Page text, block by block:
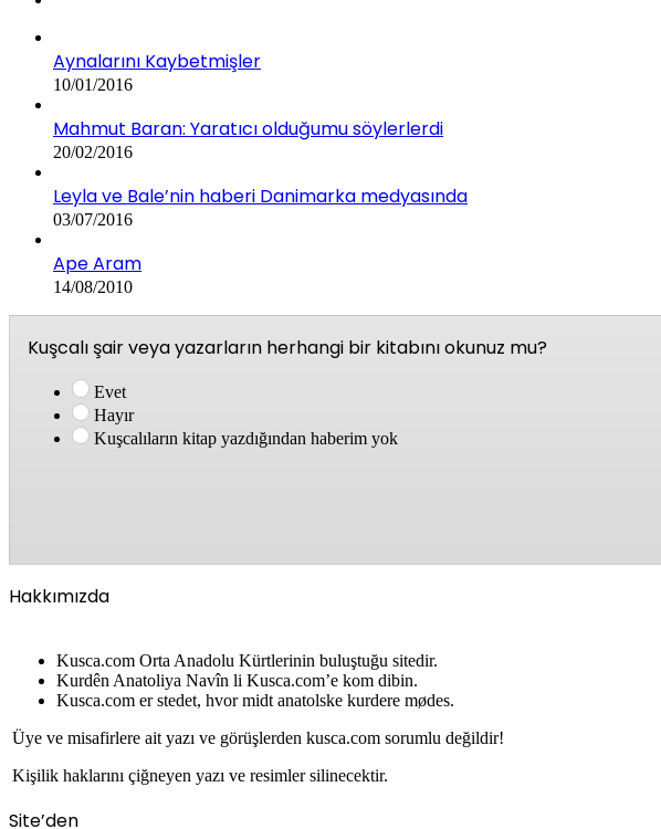
Aynalarını Kaybetmişler
10/01/2016
Mahmut Baran: Yaratıcı olduğumu söylerlerdi
20/02/2016
Leyla ve Bale’nin haberi Danimarka medyasında
03/07/2016
Ape Aram
14/08/2010
Kuşcalı şair veya yazarların herhangi bir kitabını okunuz mu?
Evet
Hayır
Kuşcalıların kitap yazdığından haberim yok
Hakkımızda
Kusca.com Orta Anadolu Kürtlerinin buluştuğu sitedir.
Kurdên Anatoliya Navîn li Kusca.com’e kom dibin.
Kusca.com er stedet, hvor midt anatolske kurdere mødes.
Üye ve misafirlere ait yazı ve görüşlerden kusca.com sorumlu değildir!
Kişilik haklarını çiğneyen yazı ve resimler silinecektir.
Site’den